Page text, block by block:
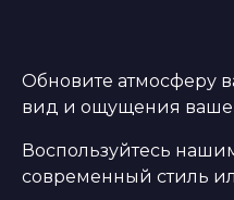
Обновите атмосферу
вид и ощущения
Воспользуйтесь
современный стиль